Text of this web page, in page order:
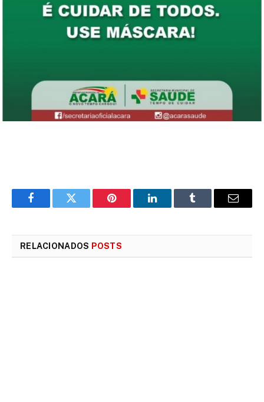
FacebookTwitter Pinterest LinkedInTumblr
E-
RELACIONADOS POSTS